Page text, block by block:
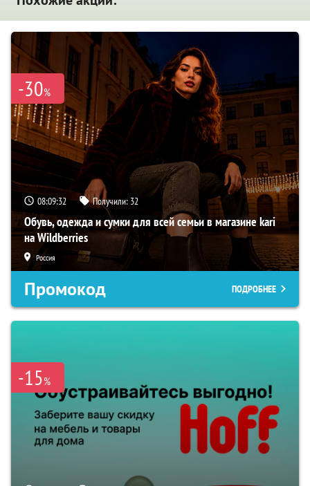
-30%
08:09:31 Получили: 32
Обувь, одежда и сумки для всей семьи в магазине kari
на Wildberries
Россия
Промокод ПОДРОБНЕЕ
-15%